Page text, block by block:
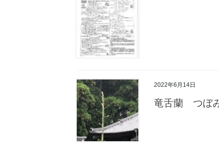
2022年6月14日
竜舌蘭 つぼ